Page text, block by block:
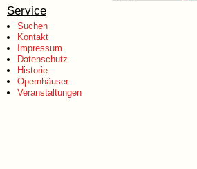
Service
Suchen
Kontakt
Impressum
Datenschutz
Historie
Opernhäuser
Veranstaltungen